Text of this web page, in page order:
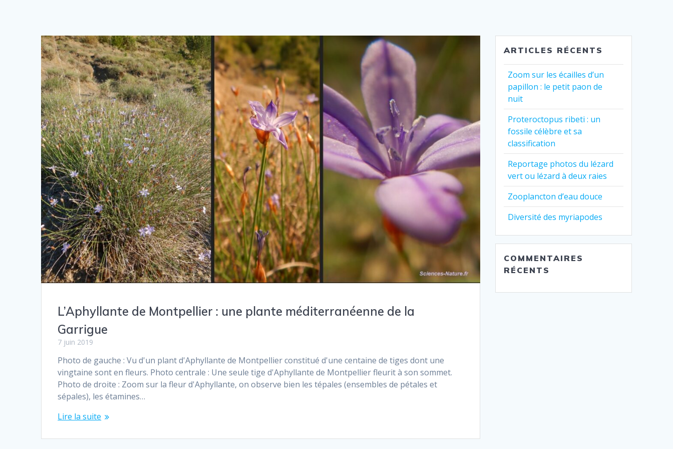
L’Aphyllante de Montpellier : une plante méditerranéenne de la
Garrigue
7 juin 2019
Photo de gauche : Vu d'un plant d'Aphyllante de Montpellier constitué d'une centaine de tiges dont une
vingtaine sont en fleurs. Photo centrale : Une seule tige d'Aphyllante de Montpellier fleurit à son sommet.
Photo de droite : Zoom sur la fleur d'Aphyllante, on observe bien les tépales (ensembles de pétales et
sépales), les étamines…
Lire la suite
ARTICLES RÉCENTS
Zoom sur les écailles d’un
papillon : le petit paon de
nuit
Proteroctopus ribeti : un
fossile célèbre et sa
classification
Reportage photos du lézard
vert ou lézard à deux raies
Zooplancton d’eau douce
Diversité des myriapodes
COMMENTAIRES
RÉCENTS